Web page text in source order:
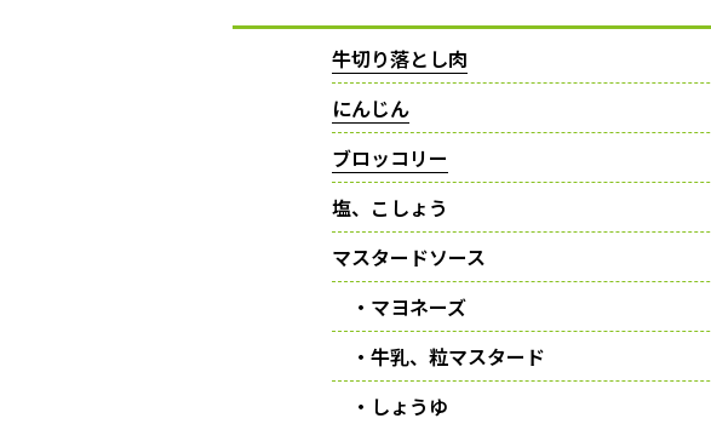
牛切り落とし肉
にんじん
ブロッコリー
塩、こしょう
マスタードソース
・マヨネーズ
・牛乳、粒マスタード
・しょうゆ